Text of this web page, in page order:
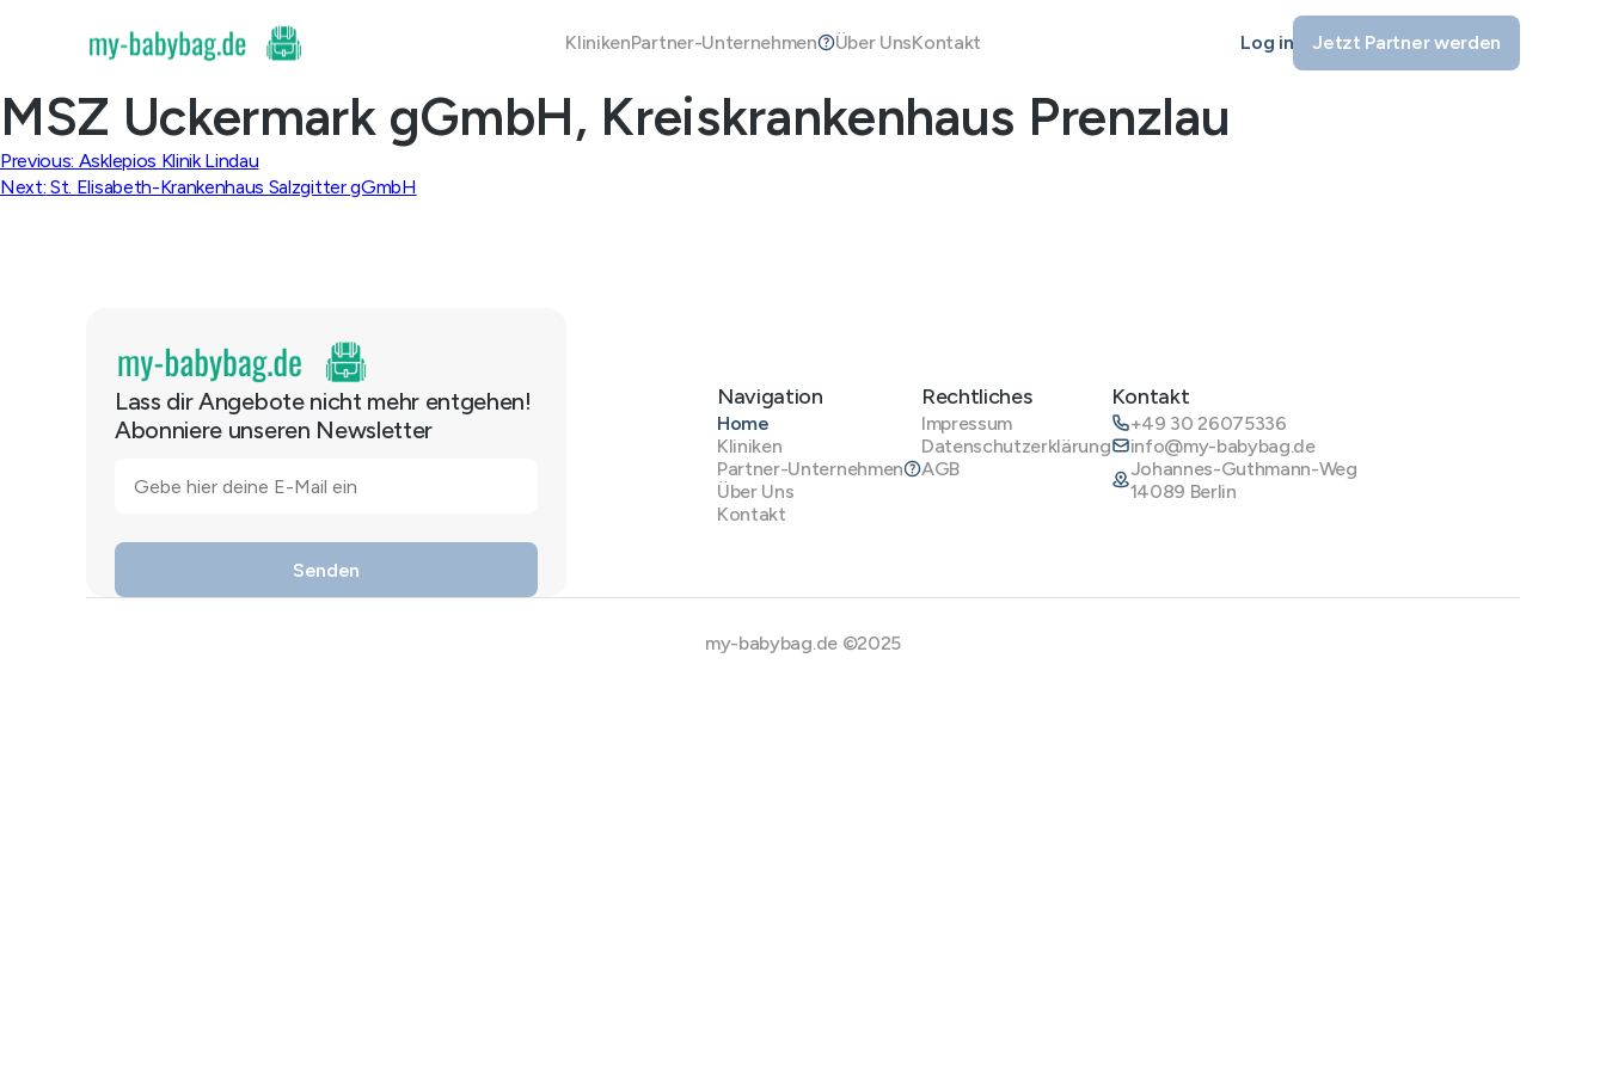
KlinikenPartner-Unternehmen Über UnsKontakt Log in Jetzt Partner werden
MSZ Uckermark gGmbH, Kreiskrankenhaus Prenzlau
Beitragsnavigation
Previous: Asklepios Klinik Lindau
Next: St. Elisabeth-Krankenhaus Salzgitter gGmbH
Lass dir Angebote nicht mehr entgehen!
Abonniere unseren Newsletter
Navigation
Home
Kliniken
Partner-Unternehmen
Über Uns
Kontakt
Rechtliches
Impressum
Datenschutzerklärung
AGB
Kontakt
+49 30 26075336
info@my-babybag.de
Johannes-Guthmann-Weg
14089 Berlin
my-babybag.de ©2025